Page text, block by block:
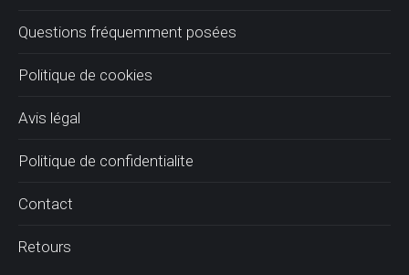
Questions fréquemment posées
Politique de cookies
Avis légal
Politique de confidentialite
Contact
Retours